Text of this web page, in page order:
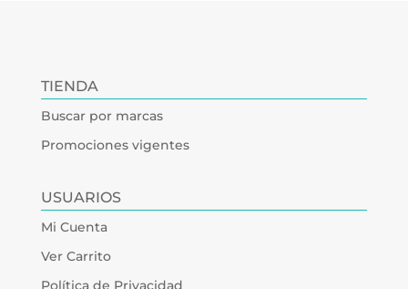
TIENDA
Buscar por marcas
Promociones vigentes
USUARIOS
Mi Cuenta
Ver Carrito
Política de Privacidad